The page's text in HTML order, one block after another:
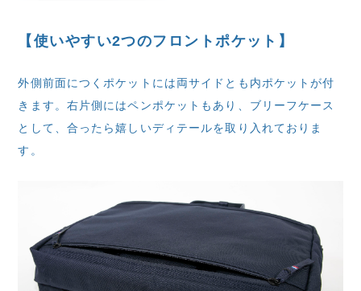
【使いやすい2つのフロントポケット】
外側前面につくポケットには両サイドとも内ポケットが付
きます。右片側にはペンポケットもあり、ブリーフケース
として、合ったら嬉しいディテールを取り入れておりま
す。